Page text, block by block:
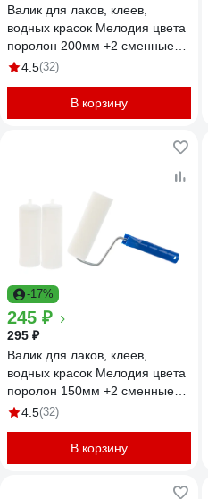
Валик для лаков, клеев,
водных красок Мелодия цвета
поролон 200мм +2 сменные
шубки Вп200/55+2
4.5(32)
В корзину
-17%
245 ₽
295 ₽
Валик для лаков, клеев,
водных красок Мелодия цвета
поролон 150мм +2 сменные
шубки Вп150/55+2
4.5(32)
В корзину